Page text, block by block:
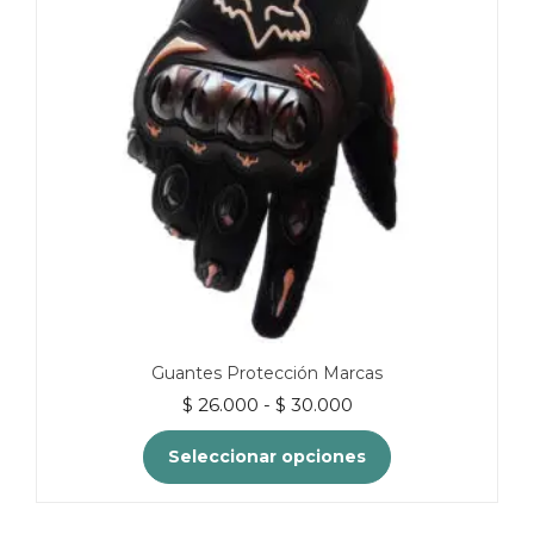
Guantes Protección Marcas
$ 26.000 - $ 30.000Rango
de
precios:
desde
Seleccionar opciones